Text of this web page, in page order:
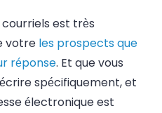
est très
votre les prospects que
réponse. Et que vous
spécifiquement, et
électronique est